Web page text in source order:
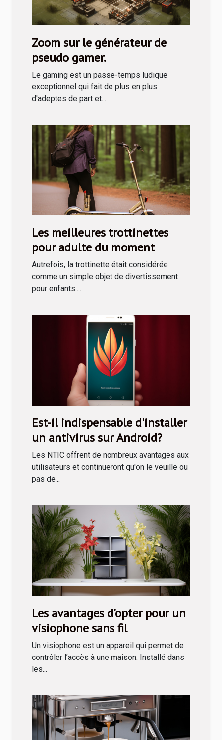
Zoom sur le générateur de
pseudo gamer.
Le gaming est un passe-temps ludique
exceptionnel qui fait de plus en plus
d'adeptes de part et...
Les meilleures trottinettes
pour adulte du moment
Autrefois, la trottinette était considérée
comme un simple objet de divertissement
pour enfants....
Est-il indispensable d'installer
un antivirus sur Android?
Les NTIC offrent de nombreux avantages aux
utilisateurs et continueront qu'on le veuille ou
pas de...
Les avantages d'opter pour un
visiophone sans fil
Un visiophone est un appareil qui permet de
contrôler l’accès à une maison. Installé dans
les...